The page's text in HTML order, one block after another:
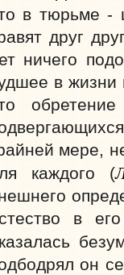
в тюрьме -
друг
ничего
в
мере,
каждого (
в
он